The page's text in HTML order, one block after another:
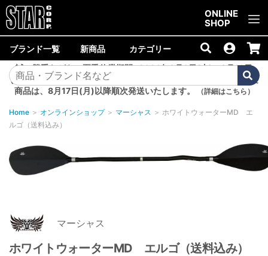
ONLINE
SHOP
ブランド一覧 新商品 カテゴリー
誠に勝手ながら、夏季休業期間<2026年8月8日(土)～8月16日
(日)>中は商品の発送を休止いたします。8月7日(金)以降のご注文
商品は、8月17日(月)以降順次発送いたします。
（詳細はこちら）
Home ＞ オンラインショップ ＞ マーシャス ＞ ホワイトウォーターMD エ
ルゴ（送料込み）
マーシャス
ホワイトウォーターMD エルゴ（送料込み）